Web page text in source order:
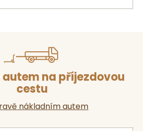
na příjezdovou
cestu
nákladním autem